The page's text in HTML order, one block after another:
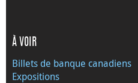
À VOIR
Billets de banque canadiens
Expositions